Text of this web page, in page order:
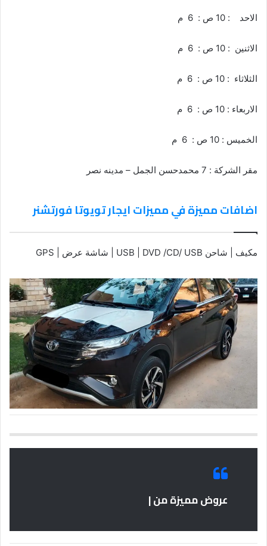
الاحد : 10 ص : 6 م
الاثنين : 10 ص : 6 م
الثلاثاء : 10 ص : 6 م
الاربعاء : 10 ص : 6 م
الخميس : 10 ص : 6 م
مقر الشركة : 7 محمدحسن الجمل – مدينه نصر
اضافات مميزة في مميزات ايجار تويوتا فورتشنر
مكيف | شاحن USB | DVD /CD/ USB | شاشة عرض | GPS
عروض مميزة من |